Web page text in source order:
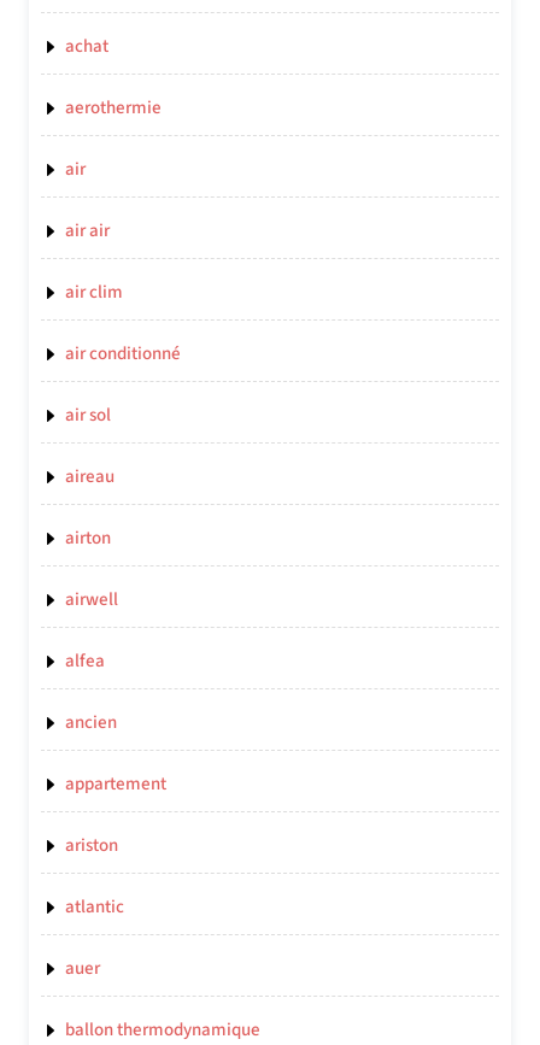
achat
aerothermie
air
air air
air clim
air conditionné
air sol
aireau
airton
airwell
alfea
ancien
appartement
ariston
atlantic
auer
ballon thermodynamique